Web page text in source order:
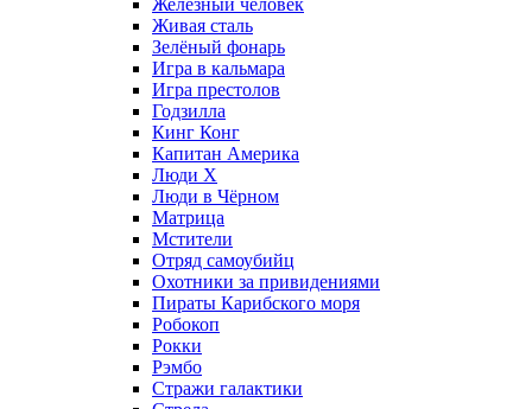
Живая сталь
Зелёный фонарь
Игра в кальмара
Игра престолов
Годзилла
Кинг Конг
Капитан Америка
Люди X
Люди в Чёрном
Матрица
Мстители
Отряд самоубийц
Охотники за привидениями
Пираты Карибского моря
Робокоп
Рокки
Рэмбо
Стражи галактики